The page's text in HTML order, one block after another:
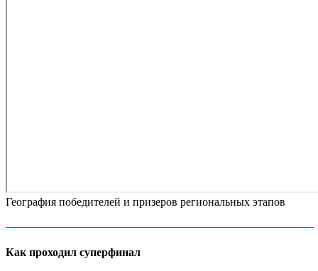
География победителей и призеров региональных этапов
Как проходил суперфинал